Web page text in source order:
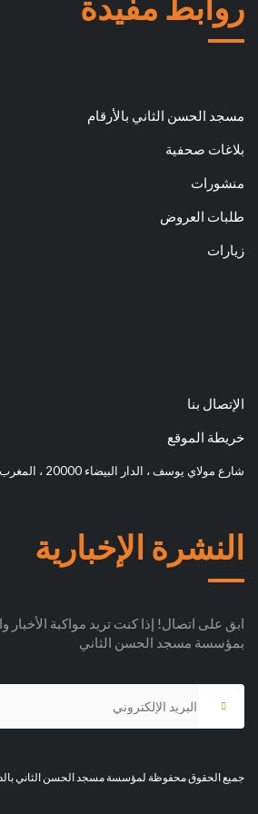
مسجد الحسن الثاني بالأرقام
بلاغات صحفية
منشورات
طلبات العروض
زيارات
الإتصال بنا
خريطة الموقع
شارع مولاي يوسف ، الدار البيضاء 20000 ، المغرب
النشرة الإخبارية
ابق على اتصال! إذا كنت تريد مواكبة الأخبار
بمؤسسة مسجد الحسن الثاني
جميع الحقوق محفوظة لمؤسسة مسجد الحسن الثاني بالدار